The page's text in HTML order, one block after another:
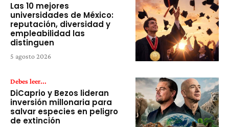
Las 10 mejores
universidades de México:
reputación, diversidad y
empleabilidad las
distinguen
5 agosto 2026
Debes leer...
DiCaprio y Bezos lideran
inversión millonaria para
salvar especies en peligro
de extinción